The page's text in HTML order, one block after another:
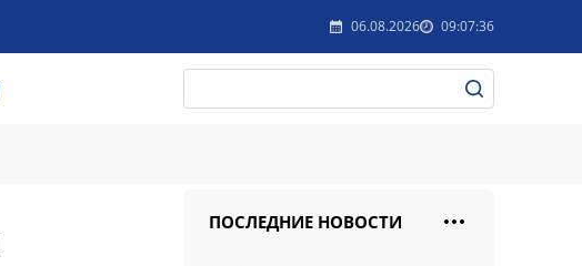
06.08.2026 09:07:36
ПОСЛЕДНИЕ НОВОСТИ